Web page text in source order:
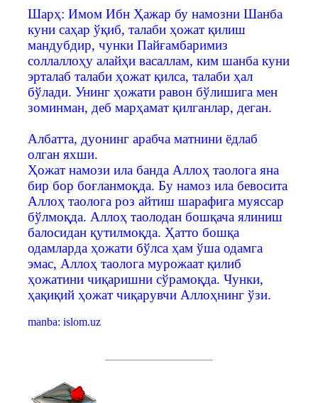
Шарҳ: Имом Ибн Ҳажар бу намозни Шанба
куни саҳар ўқиб, талаби ҳожат қилиш
мандубдир, чунки Пайғамбаримиз
соллаллоҳу алайҳи васаллам, ким шанба куни
эрталаб талаби ҳожат қилса, талаби ҳал
бўлади. Унинг ҳожати равон бўлишига мен
зоминман, деб марҳамат қилганлар, деган.
Албатта, дуонинг арабча матнини ёдлаб
олган яхши.
Ҳожат намози ила банда Аллоҳ таолога яна
бир бор боғланмоқда. Бу намоз ила бевосита
Аллоҳ таолога роз айтиш шарафига муяссар
бўлмоқда. Аллоҳ таолодан бошқача ялиниш
балосидан қутилмоқда. Ҳатто бошқа
одамларда ҳожати бўлса ҳам ўша одамга
эмас, Аллоҳ таолога мурожаат қилиб
ҳожатини чиқаришни сўрамоқда. Чунки,
ҳақиқий ҳожат чиқарувчи Аллоҳнинг ўзи.
manba: islom.uz